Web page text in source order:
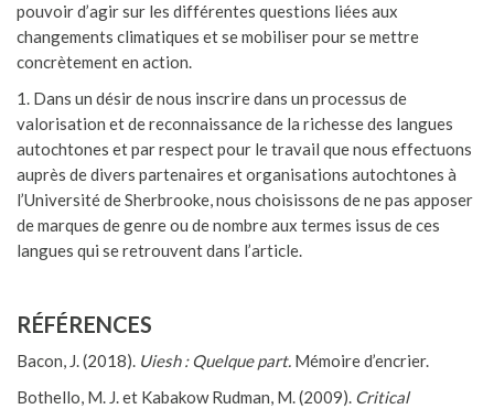
pouvoir d’agir sur les différentes questions liées aux
changements climatiques et se mobiliser pour se mettre
concrètement en action.
1. Dans un désir de nous inscrire dans un processus de
valorisation et de reconnaissance de la richesse des langues
autochtones et par respect pour le travail que nous effectuons
auprès de divers partenaires et organisations autochtones à
l’Université de Sherbrooke, nous choisissons de ne pas apposer
de marques de genre ou de nombre aux termes issus de ces
langues qui se retrouvent dans l’article.
RÉFÉRENCES
Bacon, J. (2018). Uiesh : Quelque part. Mémoire d’encrier.
Bothello, M. J. et Kabakow Rudman, M. (2009). Critical